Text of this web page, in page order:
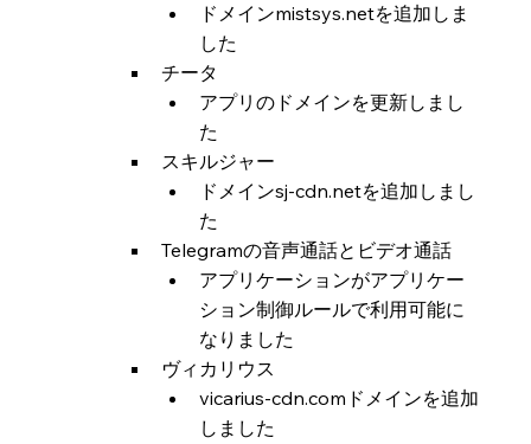
ドメインmistsys.netを追加しま
した
チータ
アプリのドメインを更新しまし
た
スキルジャー
ドメインsj-cdn.netを追加しまし
た
Telegramの音声通話とビデオ通話
アプリケーションがアプリケー
ション制御ルールで利用可能に
なりました
ヴィカリウス
vicarius-cdn.comドメインを追加
しました